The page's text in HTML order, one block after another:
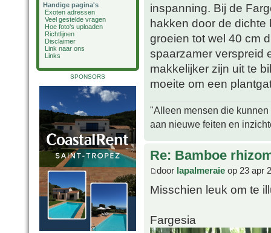
Handige pagina's
Exoten adressen
Veel gestelde vragen
Hoe foto's uploaden
Richtlijnen
Disclaimer
Link naar ons
Links
SPONSORS
inspanning. Bij de
hakken door de dichte
groeien tot wel 40 cm
spaarzamer verspreid
makkelijker zijn uit te
moeite om een
"Alleen mensen die
aan nieuwe feiten en
Re: Bamboe
door lapalmeraie op 23 apr
Misschien leuk om te
Fargesia